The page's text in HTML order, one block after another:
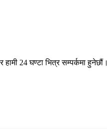
24 घण्टा भित्र सम्पर्कमा हुनेछौं।